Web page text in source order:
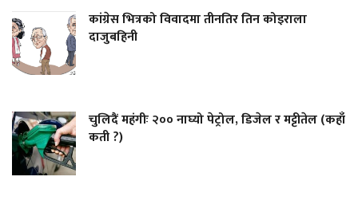
कांग्रेस भित्रको विवादमा तीनतिर तिन कोइराला
दाजुबहिनी
चुलिदैं महंगीः २०० नाघ्यो पेट्रोल, डिजेल र मट्टीतेल (कहाँ
कती ?)